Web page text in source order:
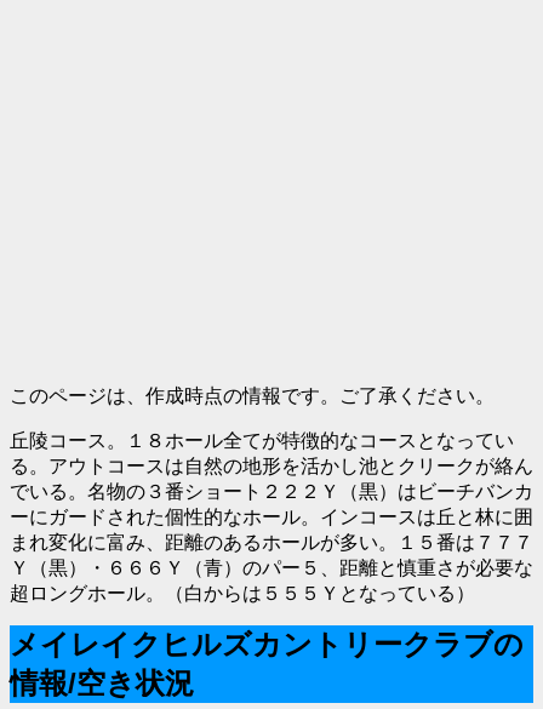
このページは、作成時点の情報です。ご了承ください。
丘陵コース。１８ホール全てが特徴的なコースとなってい
る。アウトコースは自然の地形を活かし池とクリークが絡ん
でいる。名物の３番ショート２２２Ｙ（黒）はビーチバンカ
ーにガードされた個性的なホール。インコースは丘と林に囲
まれ変化に富み、距離のあるホールが多い。１５番は７７７
Ｙ（黒）・６６６Ｙ（青）のパー５、距離と慎重さが必要な
超ロングホール。（白からは５５５Ｙとなっている）
メイレイクヒルズカントリークラブの
情報/空き状況